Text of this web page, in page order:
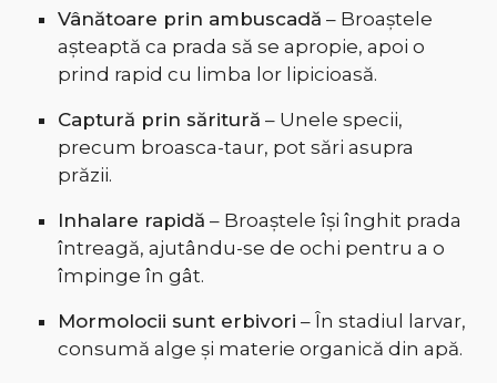
Vânătoare prin ambuscadă – Broaștele
așteaptă ca prada să se apropie, apoi o
prind rapid cu limba lor lipicioasă.
Captură prin săritură – Unele specii,
precum broasca-taur, pot sări asupra
prăzii.
Inhalare rapidă – Broaștele își înghit prada
întreagă, ajutându-se de ochi pentru a o
împinge în gât.
Mormolocii sunt erbivori – În stadiul larvar,
consumă alge și materie organică din apă.